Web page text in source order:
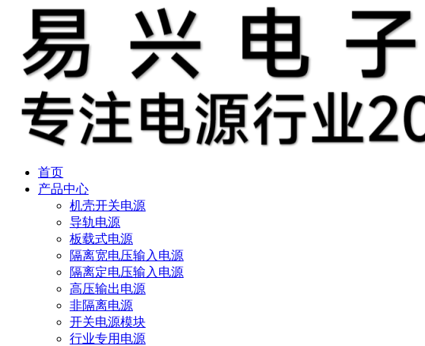
首页
产品中心
机壳开关电源
导轨电源
板载式电源
隔离宽电压输入电源
隔离定电压输入电源
高压输出电源
非隔离电源
开关电源模块
行业专用电源